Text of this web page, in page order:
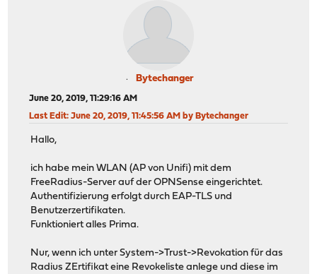
Bytechanger
June 20, 2019, 11:29:16 AM
Last Edit: June 20, 2019, 11:45:56 AM by Bytechanger
Hallo,
ich habe mein WLAN (AP von Unifi) mit dem
FreeRadius-Server auf der OPNSense eingerichtet.
Authentifizierung erfolgt durch EAP-TLS und
Benutzerzertifikaten.
Funktioniert alles Prima.
Nur, wenn ich unter System->Trust->Revokation für das
Radius ZErtifikat eine Revokeliste anlege und diese im